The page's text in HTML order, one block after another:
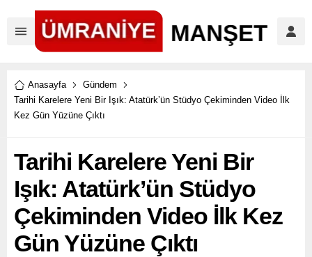
Anasayfa
Gündem
Tarihi Karelere Yeni Bir Işık: Atatürk’ün Stüdyo Çekiminden Video İlk
Kez Gün Yüzüne Çıktı
Tarihi Karelere Yeni Bir
Işık: Atatürk’ün Stüdyo
Çekiminden Video İlk Kez
Gün Yüzüne Çıktı